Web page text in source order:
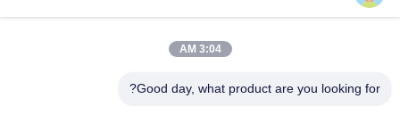
3:04 AM
Good day, what product are you looking for?